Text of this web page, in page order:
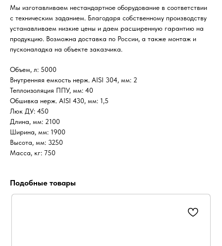
Мы изготавливаем нестандартное оборудование в соответствии
с техническим заданием. Благодаря собственному производству
устанавливаем низкие цены и даем расширенную гарантию на
продукцию. Возможна доставка по России, а также монтаж и
пусконаладка на объекте заказчика.
Объем, л: 5000
Внутренняя емкость нерж. AISI 304, мм: 2
Теплоизоляция ППУ, мм: 40
Обшивка нерж. AISI 430, мм: 1,5
Люк ДУ: 450
Длина, мм: 2100
Ширина, мм: 1900
Высота, мм: 3250
Масса, кг: 750
Подобные товары